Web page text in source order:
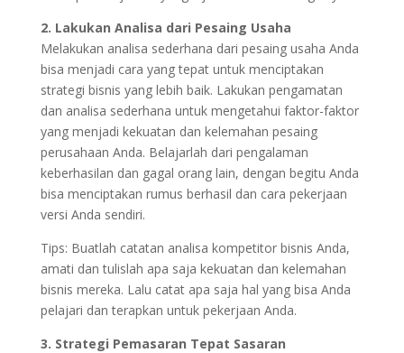
2. Lakukan Analisa dari Pesaing Usaha
Melakukan analisa sederhana dari pesaing usaha Anda
bisa menjadi cara yang tepat untuk menciptakan
strategi bisnis yang lebih baik. Lakukan pengamatan
dan analisa sederhana untuk mengetahui faktor-faktor
yang menjadi kekuatan dan kelemahan pesaing
perusahaan Anda. Belajarlah dari pengalaman
keberhasilan dan gagal orang lain, dengan begitu Anda
bisa menciptakan rumus berhasil dan cara pekerjaan
versi Anda sendiri.
Tips: Buatlah catatan analisa kompetitor bisnis Anda,
amati dan tulislah apa saja kekuatan dan kelemahan
bisnis mereka. Lalu catat apa saja hal yang bisa Anda
pelajari dan terapkan untuk pekerjaan Anda.
3. Strategi Pemasaran Tepat Sasaran